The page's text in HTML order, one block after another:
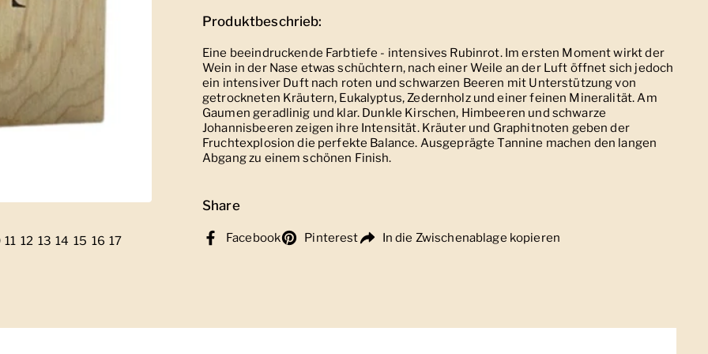
7 8
Folie 9
Folie 10
Zeige Folie 11
11 Zeige Folie 12
12 Zeige Folie 13
13 Zeige Folie 14
14 Zeige Folie 15
15 Zeige Folie 16
16 Zeige Folie 17
17
Produktbeschrieb:
Eine beeindruckende Farbtiefe - intensives Rubinrot. Im ersten Moment wirkt der
Wein in der Nase etwas schüchtern, nach einer Weile an der Luft öffnet sich jedoch
ein intensiver Duft nach roten und schwarzen Beeren mit Unterstützung von
getrockneten Kräutern, Eukalyptus, Zedernholz und einer feinen Mineralität. Am
Gaumen geradlinig und klar. Dunkle Kirschen, Himbeeren und schwarze
Johannisbeeren zeigen ihre Intensität. Kräuter und Graphitnoten geben der
Fruchtexplosion die perfekte Balance. Ausgeprägte Tannine machen den langen
Abgang zu einem schönen Finish.
Share
Facebook Pinterest In die Zwischenablage kopieren